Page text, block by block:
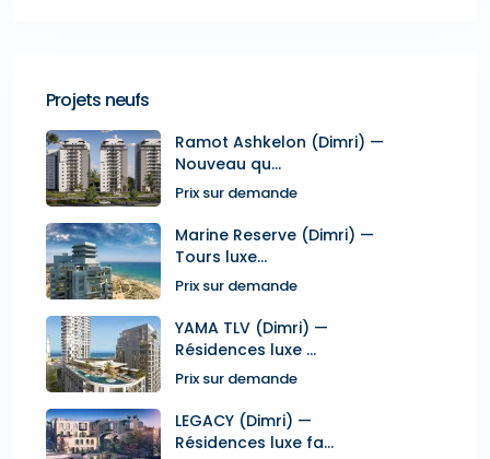
Projets neufs
Ramot Ashkelon (Dimri) —
Nouveau qu...
Prix sur demande
Marine Reserve (Dimri) —
Tours luxe...
Prix sur demande
YAMA TLV (Dimri) —
Résidences luxe ...
Prix sur demande
LEGACY (Dimri) —
Résidences luxe fa...